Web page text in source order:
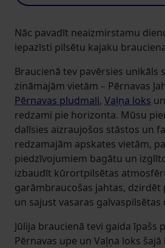
Nāc pavadīt neaizmirstamu
iepazīsti pilsētu kajaku
Braucienā tev pavērsies unikāls
zināmajām vietām – Pērnavas
Pērnavas pludmali, Vaļņa loks
redzami pie horizonta. Mūsu
dalīsies aizraujošos stāstos un
redzamajām apskates vietām,
piedzīvojumiem bagātu un
izbaudīt kūrortpilsētas
garāmbraucošas jahtas,
un sajust vasaras
Jūlija braucienā tevi gaida īpašs
Pērnavas upe un Vaļņa loks